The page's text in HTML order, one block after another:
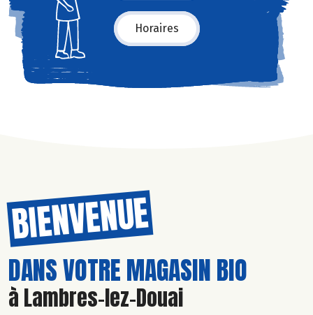
Horaires
BIENVENUE
DANS VOTRE MAGASIN BIO
à Lambres-lez-Douai